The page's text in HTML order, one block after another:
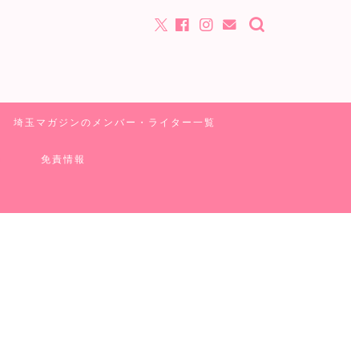
埼玉マガジンのメンバー・ライター一覧
免責情報